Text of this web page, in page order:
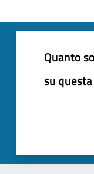
Quanto
su